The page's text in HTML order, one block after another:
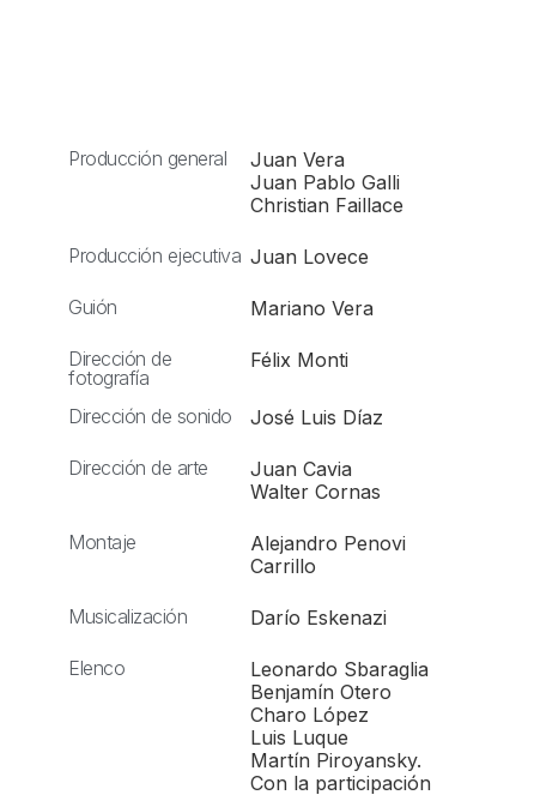
Producción general
Juan Vera
Juan Pablo Galli
Christian Faillace
Producción ejecutiva Juan Lovece
Guión Mariano Vera
Dirección de
fotografía
Félix Monti
Dirección de sonido José Luis Díaz
Dirección de arte
Juan Cavia
Walter Cornas
Montaje
Alejandro Penovi
Carrillo
Musicalización Darío Eskenazi
Elenco
Leonardo Sbaraglia
Benjamín Otero
Charo López
Luis Luque
Martín Piroyansky.
Con la participación